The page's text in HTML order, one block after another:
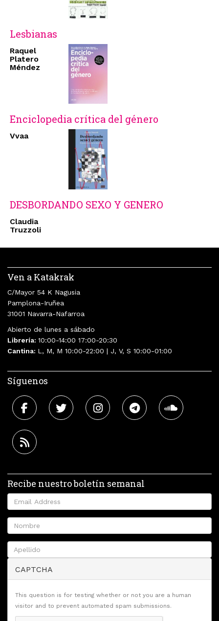
Lesbianas
Raquel
Platero
Méndez
Enciclopedia crítica del género
Vvaa
DESBORDANDO SEXO Y GENERO
Claudia
Truzzoli
Ven a Katakrak
C/Mayor 54 K Nagusia
Pamplona-Iruñea
31001 Navarra-Nafarroa
Abierto de lunes a sábado
Librería: 10:00-14:00 17:00-20:30
Cantina: L, M, M 10:00-22:00 | J, V, S 10:00-01:00
Síguenos
Recibe nuestro boletín semanal
CAPTCHA
This question is for testing whether or not you are a human
visitor and to prevent automated spam submissions.